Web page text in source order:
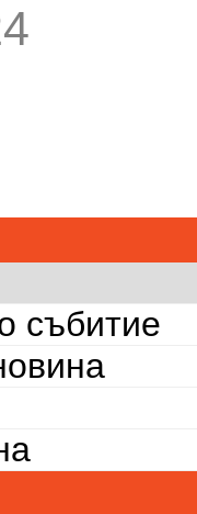
събитие